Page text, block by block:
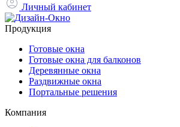
Личный кабинет
Продукция
Готовые окна
Готовые окна для балконов
Деревянные окна
Раздвижные окна
Портальные решения
Компания